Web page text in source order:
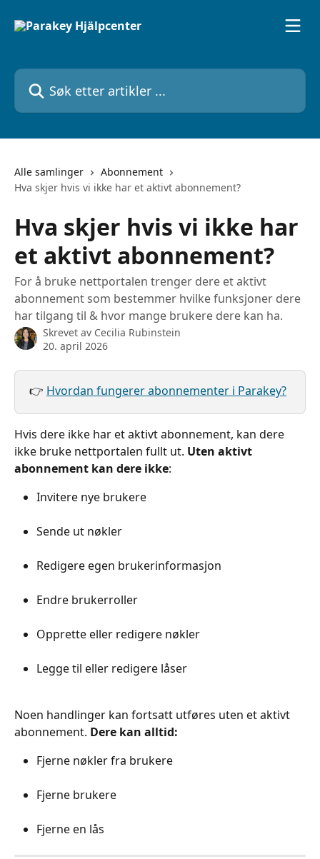
Søk etter artikler ...
Alle samlinger
Abonnement
Hva skjer hvis vi ikke har et aktivt abonnement?
Hva skjer hvis vi ikke har
et aktivt abonnement?
For å bruke nettportalen trenger dere et aktivt
abonnement som bestemmer hvilke funksjoner dere
har tilgang til & hvor mange brukere dere kan ha.
Skrevet av Cecilia Rubinstein
20. april 2026
👉 Hvordan fungerer abonnementer i Parakey?
Hvis dere ikke har et aktivt abonnement, kan dere
ikke bruke nettportalen fullt ut. Uten aktivt
abonnement kan dere ikke:
Invitere nye brukere
Sende ut nøkler
Redigere egen brukerinformasjon
Endre brukerroller
Opprette eller redigere nøkler
Legge til eller redigere låser
Noen handlinger kan fortsatt utføres uten et aktivt
abonnement. Dere kan alltid:
Fjerne nøkler fra brukere
Fjerne brukere
Fjerne en lås